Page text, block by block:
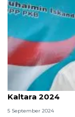
Profil Andi
Kaltara 2024
5 September 2024